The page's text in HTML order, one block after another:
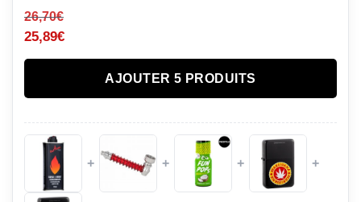
26,70€
25,89€
AJOUTER 5 PRODUITS
+ + + +